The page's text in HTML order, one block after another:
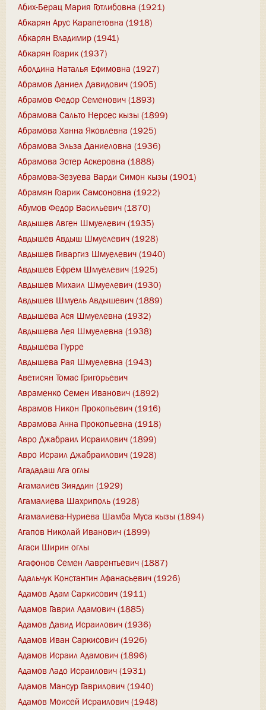
Абих-Берац Мария Готлибовна (1921)
Абкарян Арус Карапетовна (1918)
Абкарян Владимир (1941)
Абкарян Гоарик (1937)
Аболдина Наталья Ефимовна (1927)
Абрамов Даниел Давидович (1905)
Абрамов Федор Семенович (1893)
Абрамова Сальто Нерсес кызы (1899)
Абрамова Ханна Яковлевна (1925)
Абрамова Эльза Даниеловна (1936)
Абрамова Эстер Аскеровна (1888)
Абрамова-Зезуева Варди Симон кызы (1901)
Абрамян Гоарик Самсоновна (1922)
Абумов Федор Васильевич (1870)
Авдышев Авген Шмуелевич (1935)
Авдышев Авдыш Шмуелевич (1928)
Авдышев Гиваргиз Шмуелевич (1940)
Авдышев Ефрем Шмуелевич (1925)
Авдышев Михаил Шмуелевич (1930)
Авдышев Шмуель Авдышевич (1889)
Авдышева Ася Шмуелевна (1932)
Авдышева Лея Шмуелевна (1938)
Авдышева Пурре
Авдышева Рая Шмуелевна (1943)
Аветисян Томас Григорьевич
Авраменко Семен Иванович (1892)
Аврамов Никон Прокопьевич (1916)
Аврамова Анна Прокопьевна (1918)
Авро Джабраил Исраилович (1899)
Авро Исраил Джабраилович (1928)
Агададаш Ага оглы
Агамалиев Зияддин (1929)
Агамалиева Шахриполь (1928)
Агамалиева-Нуриева Шамба Муса кызы (1894)
Агапов Николай Иванович (1899)
Агаси Ширин оглы
Агафонов Семен Лаврентьевич (1887)
Адальчук Константин Афанасьевич (1926)
Адамов Адам Саркисович (1911)
Адамов Гаврил Адамович (1885)
Адамов Давид Исраилович (1936)
Адамов Иван Саркисович (1926)
Адамов Исраил Адамович (1896)
Адамов Ладо Исраилович (1931)
Адамов Мансур Гаврилович (1940)
Адамов Моисей Исраилович (1948)